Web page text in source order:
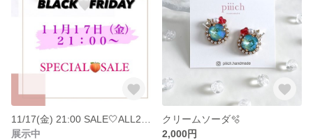
展示中
クリームソーダ🫧
2,000円